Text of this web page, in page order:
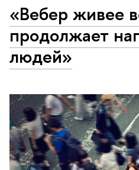
«Вебер живее
продолжает
людей»